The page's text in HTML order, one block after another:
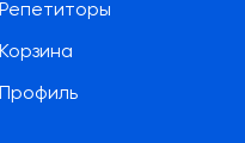
Репетиторы
Корзина
Профиль